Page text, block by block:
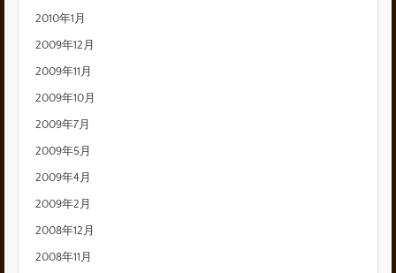
2010年1月
2009年12月
2009年11月
2009年10月
2009年7月
2009年5月
2009年4月
2009年2月
2008年12月
2008年11月